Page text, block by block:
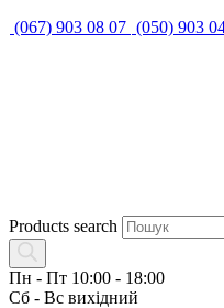
(067) 903 08 07 (050) 903
Products search
Пн - Пт 10:00 - 18:00
Сб - Вс вихідний